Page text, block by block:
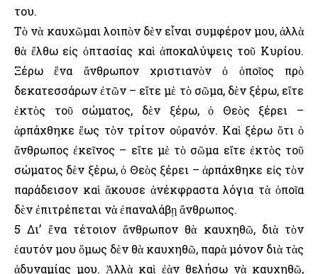
του.
Τὸ νὰ καυχῶμαι λοιπὸν δὲν εἶναι συμφέρον μου, ἀλλὰ
θὰ ἔλθω εἰς ὀπτασίας καὶ ἀποκαλύψεις τοῦ Κυρίου.
Ξέρω ἕνα ἄνθρωπον χριστιανὸν ὁ ὁποῖος πρὸ
δεκατεσσάρων ἐτῶν – εἴτε μὲ τὸ σῶμα, δὲν ξέρω, εἴτε
ἐκτὸς τοῦ σώματος, δὲν ξέρω, ὁ Θεὸς ξέρει –
ἁρπάχθηκε ἕως τὸν τρίτον οὐρανόν. Καὶ ξέρω ὅτι ὁ
ἄνθρωπος ἐκεῖνος – εἴτε μὲ τὸ σῶμα εἴτε ἐκτὸς τοῦ
σώματος δὲν ξέρω, ὁ Θεὸς ξέρει – ἁρπάχθηκε εἰς τὸν
παράδεισον καὶ ἄκουσε ἀνέκφραστα λόγια τὰ ὁποῖα
δὲν ἐπιτρέπεται νὰ ἐπαναλάβῃ ἄνθρωπος.
5 Δι’ ἕνα τέτοιον ἄνθρωπον θὰ καυχηθῶ, διὰ τὸν
ἑαυτόν μου ὅμως δὲν θὰ καυχηθῶ, παρὰ μόνον διὰ τὰς
ἀδυναμίας μου. Ἀλλὰ καὶ ἐὰν θελήσω νὰ καυχηθῶ,